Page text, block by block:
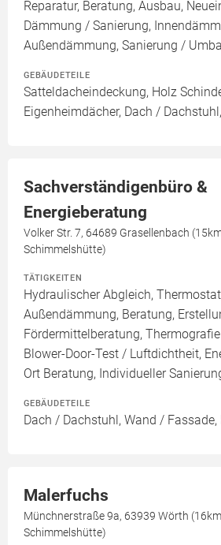
Reparatur, Beratung, Ausbau,
Dämmung / Sanierung,
Außendämmung, Sanierung /
GEBÄUDETEILE
Satteldacheindeckung, Holz
Eigenheimdächer, Dach /
Sachverständigenbüro &
Energieberatung
Volker Str. 7, 64689 Grasellenbach
Schimmelshütte)
TÄTIGKEITEN
Hydraulischer Abgleich,
Außendämmung, Beratung,
Fördermittelberatung,
Blower-Door-Test / Luftdichtheit,
Ort Beratung, Individueller
GEBÄUDETEILE
Dach / Dachstuhl, Wand / Fassade,
Malerfuchs
Münchnerstraße 9a, 63939 Wörth
Schimmelshütte)